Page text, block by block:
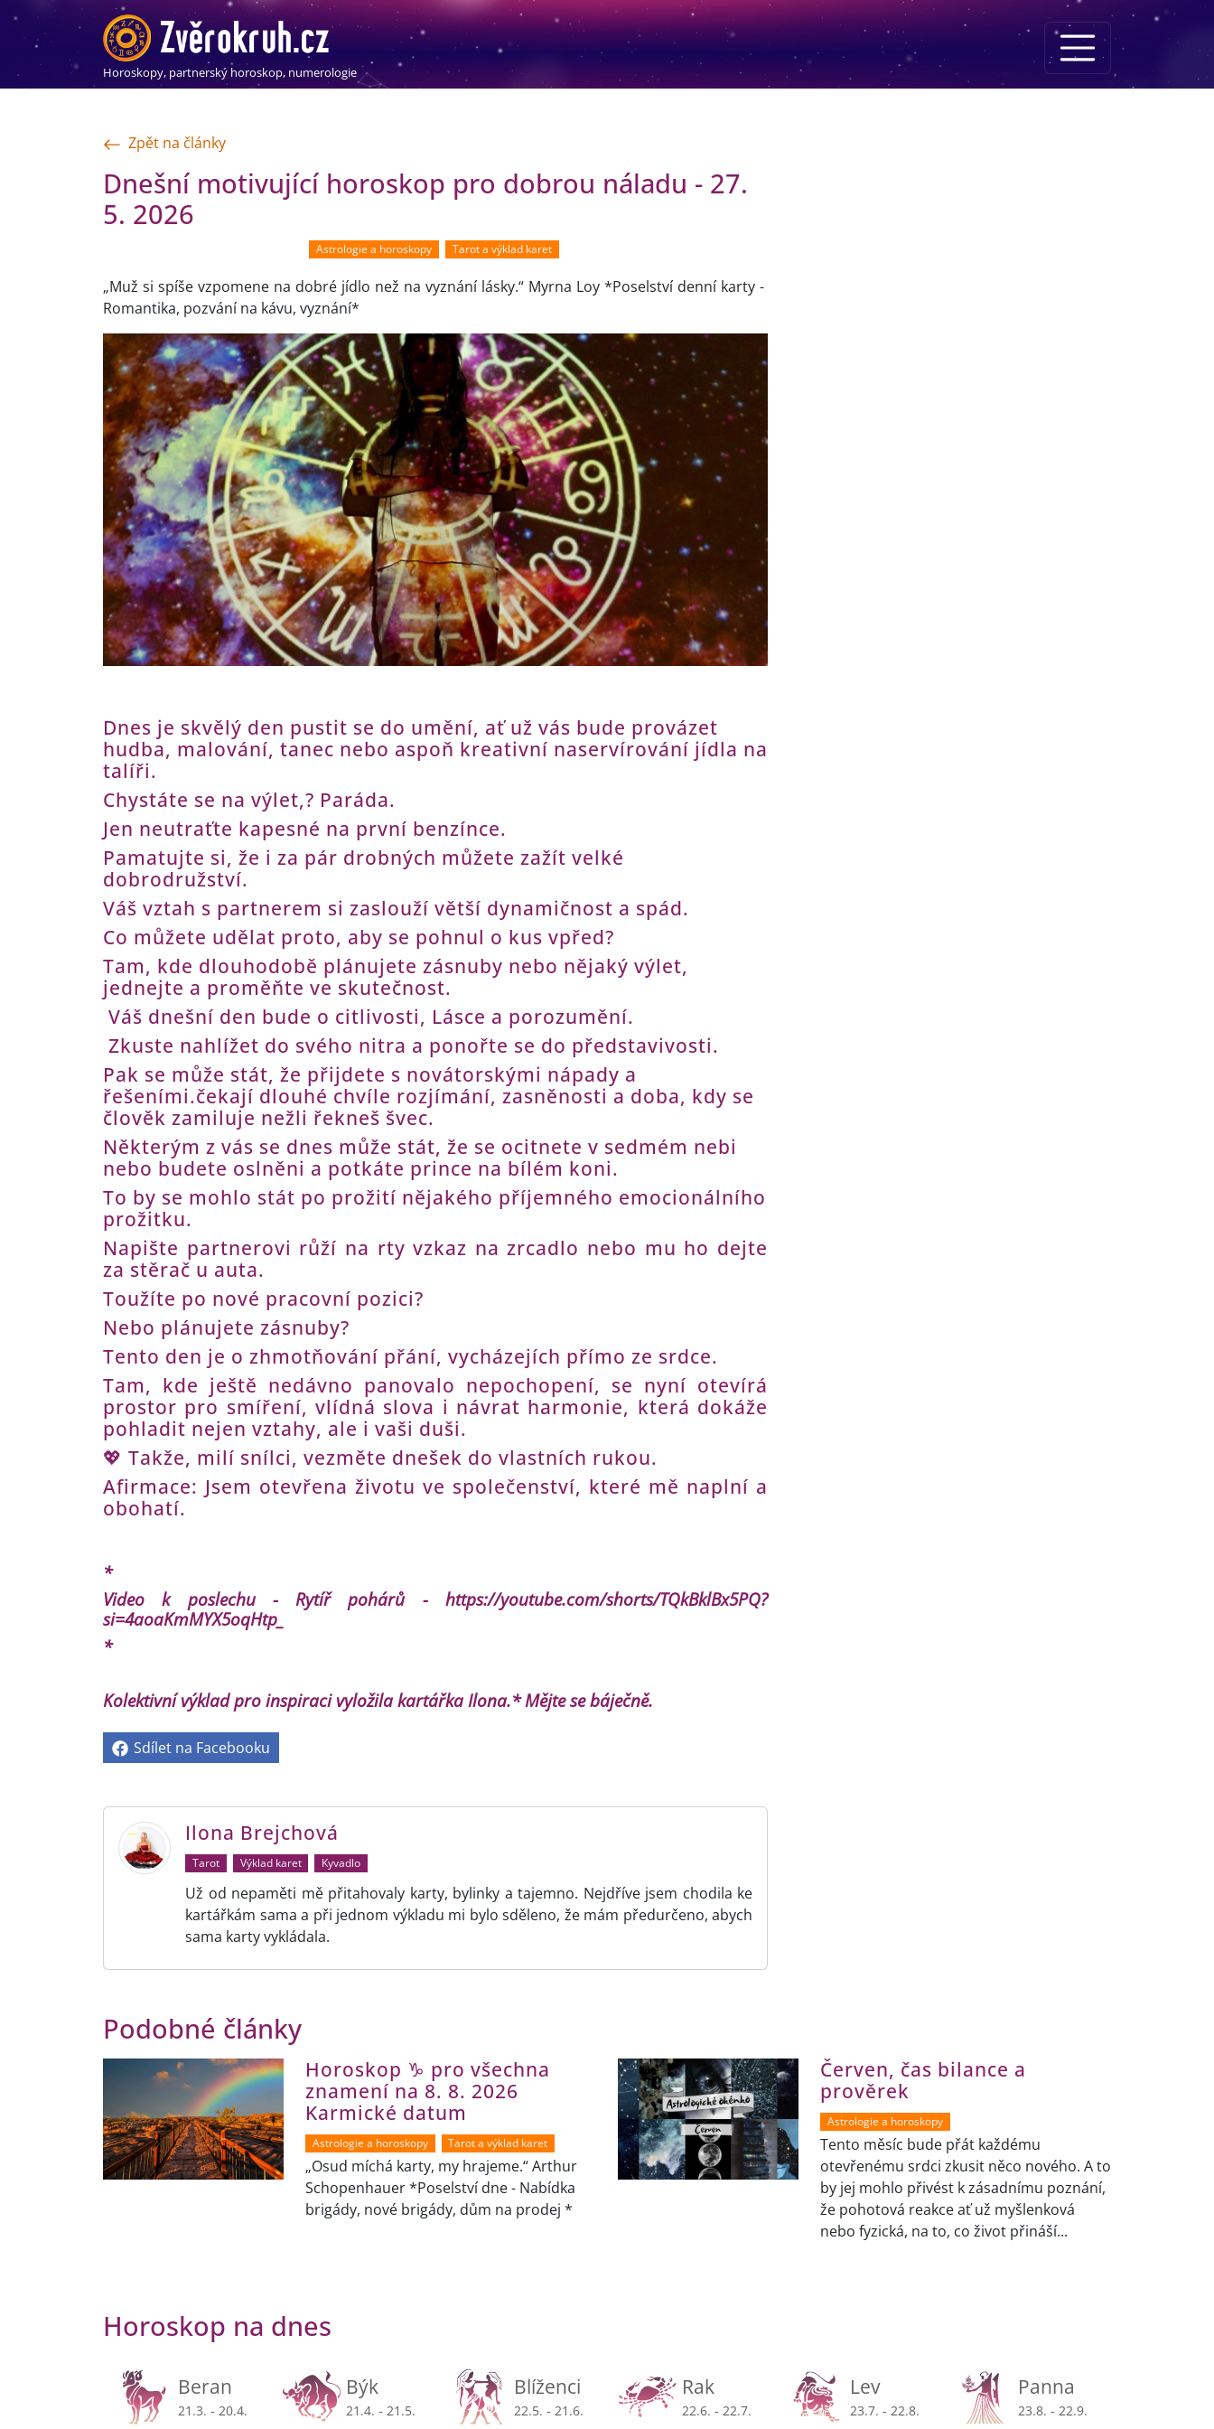
Horoskopy, partnerský horoskop, numerologie
Zpět na články
Dnešní motivující horoskop pro dobrou náladu - 27.
5. 2026
Astrologie a horoskopy Tarot a výklad karet
„Muž si spíše vzpomene na dobré jídlo než na vyznání lásky.“ Myrna Loy *Poselství denní karty -
Romantika, pozvání na kávu, vyznání*
Dnes je skvělý den pustit se do umění, ať už vás bude provázet
hudba, malování, tanec nebo aspoň kreativní naservírování jídla na
talíři.
Chystáte se na výlet,? Paráda.
Jen neutraťte kapesné na první benzínce.
Pamatujte si, že i za pár drobných můžete zažít velké
dobrodružství.
Váš vztah s partnerem si zaslouží větší dynamičnost a spád.
Co můžete udělat proto, aby se pohnul o kus vpřed?
Tam, kde dlouhodobě plánujete zásnuby nebo nějaký výlet,
jednejte a proměňte ve skutečnost.
Váš dnešní den bude o citlivosti, Lásce a porozumění.
Zkuste nahlížet do svého nitra a ponořte se do představivosti.
Pak se může stát, že přijdete s novátorskými nápady a
řešeními.čekají dlouhé chvíle rozjímání, zasněnosti a doba, kdy se
člověk zamiluje nežli řekneš švec.
Některým z vás se dnes může stát, že se ocitnete v sedmém nebi
nebo budete oslněni a potkáte prince na bílém koni.
To by se mohlo stát po prožití nějakého příjemného emocionálního
prožitku.
Napište partnerovi růží na rty vzkaz na zrcadlo nebo mu ho dejte
za stěrač u auta.
Toužíte po nové pracovní pozici?
Nebo plánujete zásnuby?
Tento den je o zhmotňování přání, vycházejích přímo ze srdce.
Tam, kde ještě nedávno panovalo nepochopení, se nyní otevírá
prostor pro smíření, vlídná slova i návrat harmonie, která dokáže
pohladit nejen vztahy, ale i vaši duši.
💖 Takže, milí snílci, vezměte dnešek do vlastních rukou.
Afirmace: Jsem otevřena životu ve společenství, které mě naplní a
obohatí.
*
Video k poslechu - Rytíř pohárů - https://youtube.com/shorts/TQkBklBx5PQ?
si=4aoaKmMYX5oqHtp_
*
Kolektivní výklad pro inspiraci vyložila kartářka Ilona.* Mějte se báječně.
Sdílet na Facebooku
Ilona Brejchová
Tarot Výklad karet Kyvadlo
Už od nepaměti mě přitahovaly karty, bylinky a tajemno. Nejdříve jsem chodila ke
kartářkám sama a při jednom výkladu mi bylo sděleno, že mám předurčeno, abych
sama karty vykládala.
Podobné články
Horoskop ♑ pro všechna
znamení na 8. 8. 2026
Karmické datum
Astrologie a horoskopy Tarot a výklad karet
„Osud míchá karty, my hrajeme.“ Arthur
Schopenhauer *Poselství dne - Nabídka
brigády, nové brigády, dům na prodej *
Červen, čas bilance a
prověrek
Astrologie a horoskopy
Tento měsíc bude přát každému
otevřenému srdci zkusit něco nového. A to
by jej mohlo přivést k zásadnímu poznání,
že pohotová reakce ať už myšlenková
nebo fyzická, na to, co život přináší...
Horoskop na dnes
Beran
21.3. - 20.4.
Býk
21.4. - 21.5.
Blíženci
22.5. - 21.6.
Rak
22.6. - 22.7.
Lev
23.7. - 22.8.
Panna
23.8. - 22.9.